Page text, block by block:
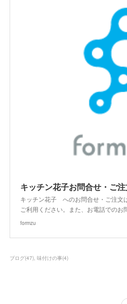
キッチン花子お問合せ・ご
キッチン花子 へのお問合せ・ご注文
ご利用ください。また、お電話でのお
formzu
ブログ(47) 味付けの事(4)